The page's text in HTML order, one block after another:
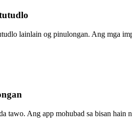
lainlain og pinulongan. Ang mga
tawo. Ang app mohubad sa bisan hain